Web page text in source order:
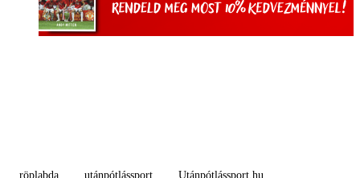
röplabda utánpótlássport Utánpótlássport.hu